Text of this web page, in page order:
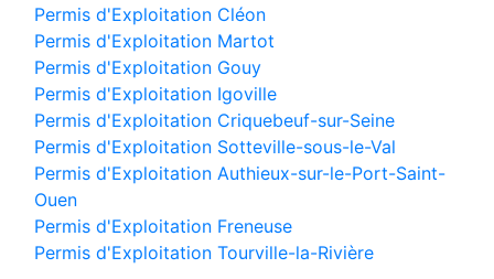
Permis d'Exploitation Cléon
Permis d'Exploitation Martot
Permis d'Exploitation Gouy
Permis d'Exploitation Igoville
Permis d'Exploitation Criquebeuf-sur-Seine
Permis d'Exploitation Sotteville-sous-le-Val
Permis d'Exploitation Authieux-sur-le-Port-Saint-
Ouen
Permis d'Exploitation Freneuse
Permis d'Exploitation Tourville-la-Rivière